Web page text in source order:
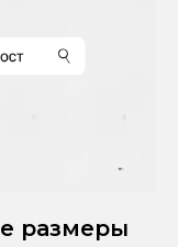
размеры